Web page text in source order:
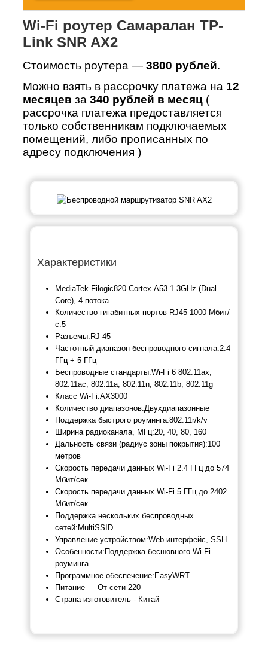
Wi-Fi роутер Самаралан TP-
Link SNR AX2
Стоимость роутера — 3800 рублей.
Можно взять в рассрочку платежа на 12
месяцев за 340 рублей в месяц (
рассрочка платежа предоставляется
только собственникам подключаемых
помещений, либо прописанных по
адресу подключения )
Характеристики
MediaTek Filogic820 Cortex-A53 1.3GHz (Dual
Core), 4 потока
Количество гигабитных портов RJ45 1000 Мбит/
с:5
Разъемы: RJ-45
Частотный диапазон беспроводного сигнала:2.4
ГГц + 5 ГГц
Беспроводные стандарты:Wi-Fi 6 802.11ax,
802.11ac, 802.11a, 802.11n, 802.11b, 802.11g
Класс Wi-Fi:AX3000
Количество диапазонов:Двухдиапазонные
Поддержка быстрого роуминга:802.11r/k/v
Ширина радиоканала, МГц:20, 40, 80, 160
Дальность связи (радиус зоны покрытия):100
метров
Скорость передачи данных Wi-Fi 2.4 ГГц до 574
Мбит/сек.
Скорость передачи данных Wi-Fi 5 ГГц до 2402
Мбит/сек.
Поддержка нескольких беспроводных
сетей: MultiSSID
Управление устройством:Web-интерфейс, SSH
Особенности: Поддержка бесшовного Wi-Fi
роуминга
Программное обеспечение: EasyWRT
Питание — От сети 220
Страна-изготовитель - Китай